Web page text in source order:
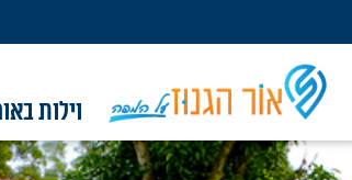
וילות